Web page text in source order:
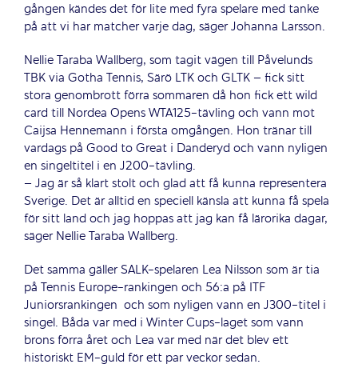
gången kändes det för lite med fyra spelare med tanke
på att vi har matcher varje dag, säger Johanna Larsson.
Nellie Taraba Wallberg, som tagit vägen till Påvelunds
TBK via Gotha Tennis, Särö LTK och GLTK – fick sitt
stora genombrott förra sommaren då hon fick ett wild
card till Nordea Opens WTA125-tävling och vann mot
Caijsa Hennemann i första omgången. Hon tränar till
vardags på Good to Great i Danderyd och vann nyligen
en singeltitel i en J200-tävling.
– Jag är så klart stolt och glad att få kunna representera
Sverige. Det är alltid en speciell känsla att kunna få spela
för sitt land och jag hoppas att jag kan få lärorika dagar,
säger Nellie Taraba Wallberg.
Det samma gäller SALK-spelaren Lea Nilsson som är tia
på Tennis Europe-rankingen och 56:a på ITF
Juniorsrankingen och som nyligen vann en J300-titel i
singel. Båda var med i Winter Cups-laget som vann
brons förra året och Lea var med när det blev ett
historiskt EM-guld för ett par veckor sedan.